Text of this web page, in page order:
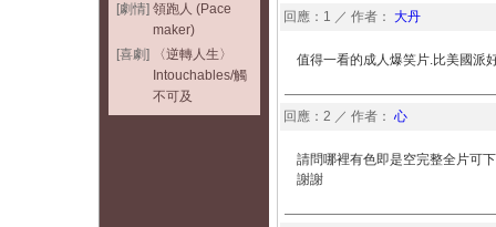
[劇情] 領跑人 (Pace
maker)
[喜劇]
〈逆轉人生〉
Intouchables/觸
不可及
回應：1 ／ 作者： 大丹
值得一看的成人爆笑片.比美國派
回應：2 ／ 作者： 心
請問哪裡有色即是空完整全片可
謝謝